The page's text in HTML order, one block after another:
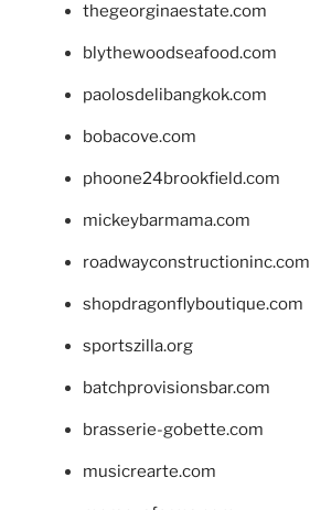
thegeorginaestate.com
blythewoodseafood.com
paolosdelibangkok.com
bobacove.com
phoone24brookfield.com
mickeybarmama.com
roadwayconstructioninc.com
shopdragonflyboutique.com
sportszilla.org
batchprovisionsbar.com
brasserie-gobette.com
musicrearte.com